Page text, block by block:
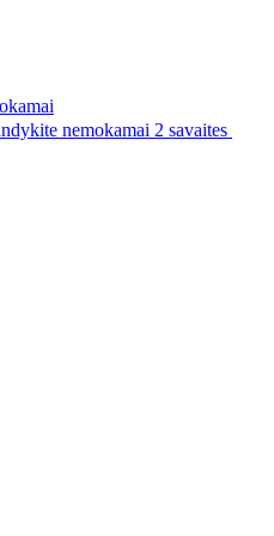
nemokamai 2 savaites